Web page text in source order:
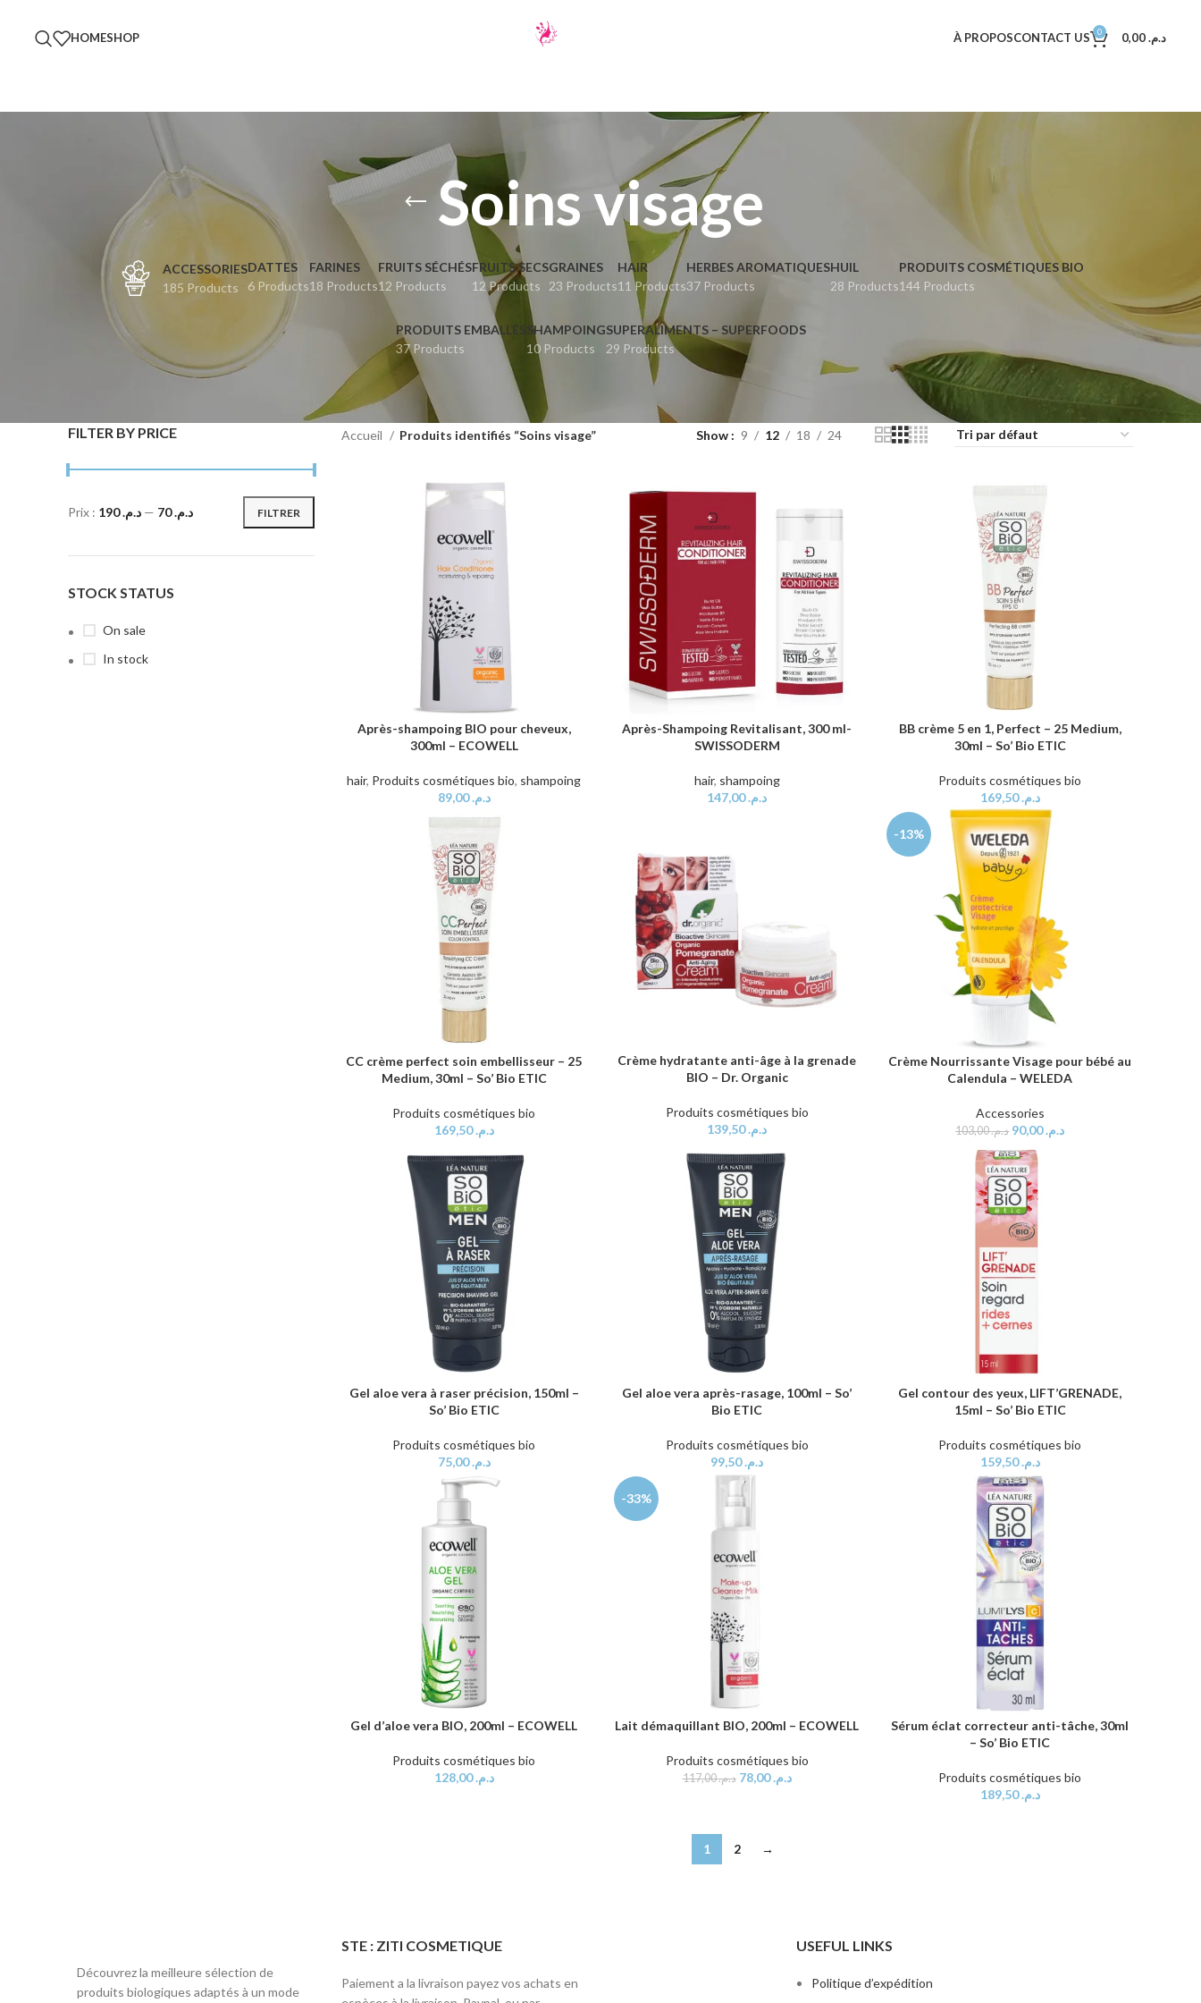
HOMESHOP À PROPOSCONTACT US 0 د.م.0,00
Soins visage
ACCESSORIES
185 Products
DATTES
6 Products
FARINES
18 Products
FRUITS SÉCHÉS
12 Products
FRUITS SECS
12 Products
GRAINES
23 Products
HAIR
11 Products
HERBES AROMATIQUES
37 Products
HUIL
28 Products
PRODUITS COSMÉTIQUES BIO
144 Products
PRODUITS EMBALLÉS
37 Products
SHAMPOING
10 Products
SUPERALIMENTS – SUPERFOODS
29 Products
FILTER BY PRICE
FILTRER
Prix : د.م. 70 — د.م. 190
STOCK STATUS
On sale
In stock
Accueil Produits identifiés “Soins visage” Show 9 12 18 24
AJOUTER AU PANIER
Après-shampoing BIO pour cheveux,
300ml – ECOWELL
hair, Produits cosmétiques bio, shampoing
د.م.89,00
AJOUTER AU PANIER
Après-Shampoing Revitalisant, 300 ml-
SWISSODERM
hair, shampoing
د.م.147,00
AJOUTER AU PANIER
BB crème 5 en 1, Perfect – 25 Medium,
30ml – So’ Bio ETIC
Produits cosmétiques bio
د.م.169,50
AJOUTER AU PANIER
CC crème perfect soin embellisseur – 25
Medium, 30ml – So’ Bio ETIC
Produits cosmétiques bio
د.م.169,50
AJOUTER AU PANIER
Crème hydratante anti-âge à la grenade
BIO – Dr. Organic
Produits cosmétiques bio
د.م.139,50
-13%
AJOUTER AU PANIER
Crème Nourrissante Visage pour bébé au
Calendula – WELEDA
Accessories
د.م.103,00 د.م.90,00
AJOUTER AU PANIER
Gel aloe vera à raser précision, 150ml –
So’ Bio ETIC
Produits cosmétiques bio
د.م.75,00
AJOUTER AU PANIER
Gel aloe vera après-rasage, 100ml – So’
Bio ETIC
Produits cosmétiques bio
د.م.99,50
AJOUTER AU PANIER
Gel contour des yeux, LIFT’GRENADE,
15ml – So’ Bio ETIC
Produits cosmétiques bio
د.م.159,50
AJOUTER AU PANIER
Gel d’aloe vera BIO, 200ml – ECOWELL
Produits cosmétiques bio
د.م.128,00
-33%
AJOUTER AU PANIER
Lait démaquillant BIO, 200ml – ECOWELL
Produits cosmétiques bio
د.م.117,00 د.م.78,00
AJOUTER AU PANIER
Sérum éclat correcteur anti-tâche, 30ml
– So’ Bio ETIC
Produits cosmétiques bio
د.م.189,50
1 2 →
Découvrez la meilleure sélection de
produits biologiques adaptés à un mode
STE : ZITI COSMETIQUE
Paiement a la livraison payez vos achats en
USEFUL LINKS
Politique d’expédition